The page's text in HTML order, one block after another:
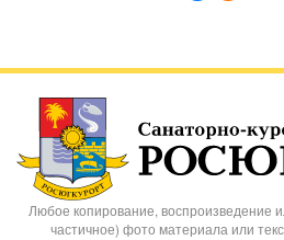
Любое копирование, воспроизведение
частичное) фото материала или